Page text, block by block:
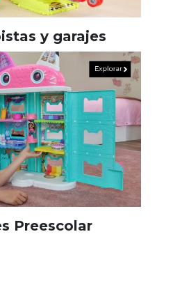
y garajes
Preescolar